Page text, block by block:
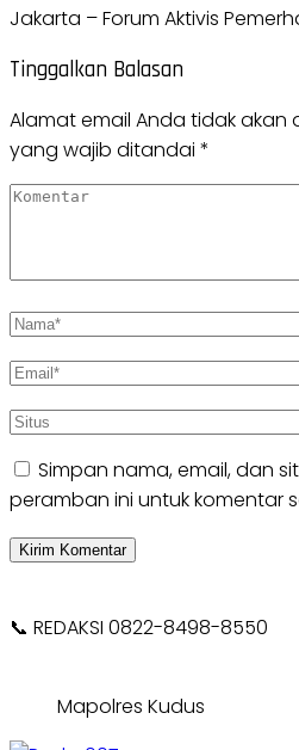
Jakarta – Forum Aktivis
Tinggalkan Balasan
Alamat email Anda tidak akan
yang wajib ditandai *
Simpan nama, email, dan
peramban ini untuk komentar
📞 REDAKSI 0822-8498-8550
Mapolres Kudus